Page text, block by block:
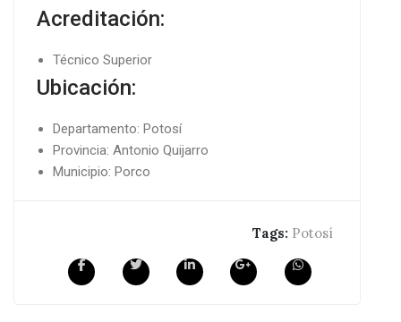
Acreditación:
Técnico Superior
Ubicación:
Departamento: Potosí
Provincia: Antonio Quijarro
Municipio: Porco
Tags: Potosí